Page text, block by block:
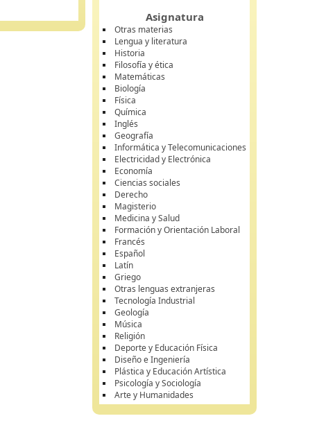
Asignatura
Otras materias
Lengua y literatura
Historia
Filosofía y ética
Matemáticas
Biología
Física
Química
Inglés
Geografía
Informática y Telecomunicaciones
Electricidad y Electrónica
Economía
Ciencias sociales
Derecho
Magisterio
Medicina y Salud
Formación y Orientación Laboral
Francés
Español
Latín
Griego
Otras lenguas extranjeras
Tecnología Industrial
Geología
Música
Religión
Deporte y Educación Física
Diseño e Ingeniería
Plástica y Educación Artística
Psicología y Sociología
Arte y Humanidades